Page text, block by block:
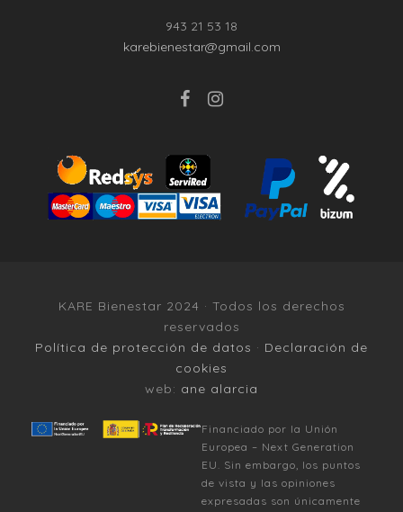
943 21 53 18
karebienestar@gmail.com
KARE Bienestar 2024 · Todos los derechos
reservados
Política de protección de datos · Declaración de
cookies
web: ane alarcia
Financiado por la Unión
Europea – Next Generation
EU. Sin embargo, los puntos
de vista y las opiniones
expresadas son únicamente